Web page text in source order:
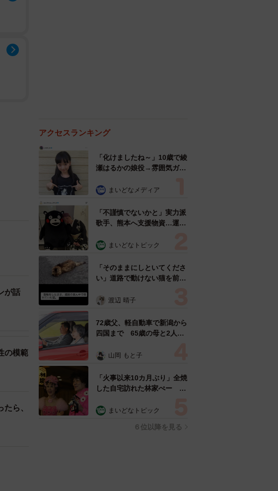
が話
の模範
ら、
アクセスランキング
「化けましたね～」10歳で綾
瀬はるかの娘役→雰囲気ガラ
雰囲気が」「宝塚に入れそ
まいどなメディア
「不謹慎でないかと」実力派
歌手、熊本へ支援物資…運搬
めらい 「痛いほど伝わる」
まいどなトピック
「そのままにしといてくださ
い」道路で動けない猫を前に
ようとした4日間 「命の重
表の訴え
渡辺 晴子
72歳父、軽自動車で新潟から
四国まで 65歳の母と2人で
憩まで分刻み… 「大学生で
山岡 もと子
「火事以来10カ月ぶり」全焼
した自宅訪れた林家ぺー 内
ン状態の部屋に呆然
まいどなトピック
６位以降を見る